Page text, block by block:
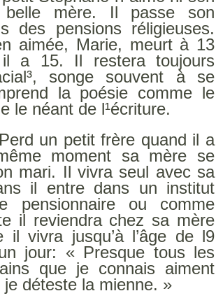
mère. Il passe son
des pensions réligieuses.
aimée, Marie, meurt à 13
a 15. Il restera toujours
songe souvent à se
la poésie comme le
le néant de l¹écriture.
un petit frère quand il a
moment sa mère se
mari. Il vivra seul avec sa
il entre dans un institut
pensionnaire ou comme
il reviendra chez sa mère
il vivra jusqu’à l’âge de l9
jour: « Presque tous les
que je connais aiment
déteste la mienne. »